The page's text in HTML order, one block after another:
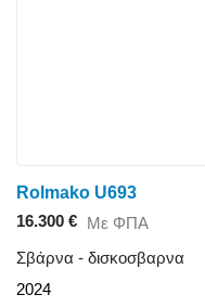
Rolmako U693
16.300 € Με ΦΠΑ
Σβάρνα - δισκοσβαρνα
2024